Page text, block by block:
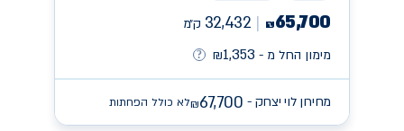
₪65,700
32,432 ק״מ
מימון החל מ -
₪1,353
מחירון לוי יצחק - ₪67,700 לא כולל הפחתות